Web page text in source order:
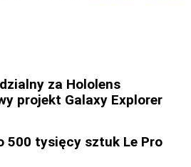
za Hololens
projekt Galaxy Explorer
500 tysięcy sztuk Le Pro